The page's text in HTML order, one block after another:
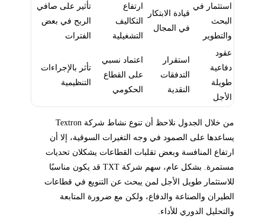
استثمار في
البحث
والتطوير
قيادة الابتكار
في المجال
ارتفاع
التكاليف
التشغيلية
تأثير على صافي
الربح في بعض
الفترات
عقود
دفاعية
طويلة
الأجل
استقرار
التدفقات
النقدية
اعتماد نسبي
على القطاع
الحكومي
تأثر بالإجراءات
التنظيمية
من خلال الجدول نلاحظ أن تنوع نشاط شركة Textron
يساعدها على الصمود في وجه التغيرات السوقية، إلا أن
ارتفاع المنافسة وبعض تقلبات القطاعات يشكلان تحديات
مستمرة. بشكل عام، سهم شركة TXT قد يكون مناسبًا
للاستثمار طويل الأجل لمن يبحث عن التنويع في قطاعات
الطيران والصناعة والدفاع، ولكن مع ضرورة المتابعة
والتحليل الدوري للأداء.